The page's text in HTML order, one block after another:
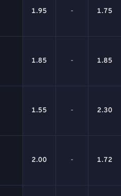
1.95 - 1.75
1.85 - 1.85
1.55 - 2.30
2.00 - 1.72